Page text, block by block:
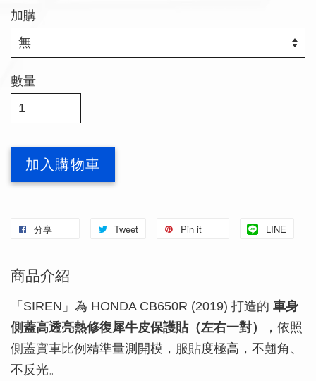
加購
數量
加入購物車
分享 Tweet Pin it LINE
商品介紹
「SIREN」為 HONDA CB650R (2019) 打造的 車身
側蓋高透亮熱修復犀牛皮保護貼（左右一對）
，依照
側蓋實車比例精準量測開模，服貼度極高，不翹角、
不反光。